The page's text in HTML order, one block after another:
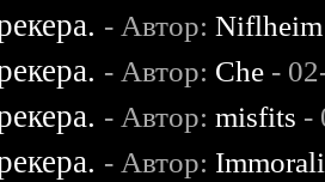
- Автор:Niflheim
- Автор: Che -
- Автор:misfits -
- Автор: